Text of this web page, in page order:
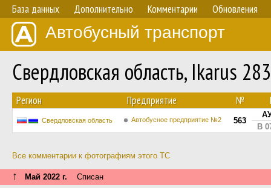
База данных Дополнительно Комментарии Обновления
Автобусный транспорт
Свердловская область, Ikarus
Регион Предприятие №
Свердловская область Автобусное предприятие №2 563
В
Все комментарии к фотографиям этого ТС
↑ Май 2022 г. Списан